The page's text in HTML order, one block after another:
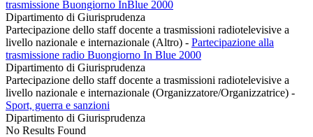
trasmissione Buongiorno InBlue 2000
Dipartimento di Giurisprudenza
Partecipazione dello staff docente a trasmissioni radiotelevisive a
livello nazionale e internazionale (Altro) - Partecipazione alla
trasmissione radio Buongiorno In Blue 2000
Dipartimento di Giurisprudenza
Partecipazione dello staff docente a trasmissioni radiotelevisive a
livello nazionale e internazionale (Organizzatore/Organizzatrice) -
Sport, guerra e sanzioni
Dipartimento di Giurisprudenza
No Results Found